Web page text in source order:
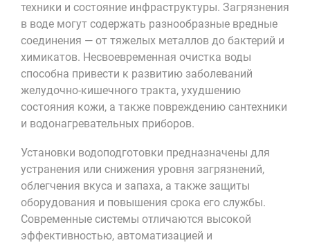
техники и состояние инфраструктуры. Загрязнения
в воде могут содержать разнообразные вредные
соединения — от тяжелых металлов до бактерий и
химикатов. Несвоевременная очистка воды
способна привести к развитию заболеваний
желудочно-кишечного тракта, ухудшению
состояния кожи, а также повреждению сантехники
и водонагревательных приборов.
Установки водоподготовки предназначены для
устранения или снижения уровня загрязнений,
облегчения вкуса и запаха, а также защиты
оборудования и повышения срока его службы.
Современные системы отличаются высокой
эффективностью, автоматизацией и